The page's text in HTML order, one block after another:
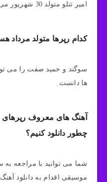
امیر تتلو متولد 30 شهریور می باشد.
کدام رپرها متولد مرداد
سوگند و حمید صفت را می
ها دانست.
آهنگ های معروف رپرهای
چطور دانلود کنیم؟
شما می توانید با مراجعه به
موسیقی اقدام به دانلود